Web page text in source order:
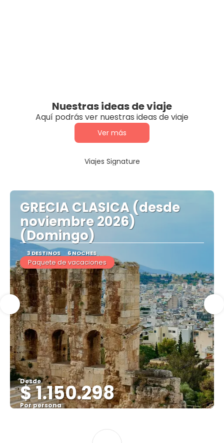
Nuestras ideas de viaje
Aquí podrás ver nuestras ideas de viaje
Ver más
Viajes Signature
GRECIA CLASICA (desde
noviembre 2026)
(Domingo)
3 DESTINOS 6 NOCHES
Paquete de vacaciones
Desde
$ 1.150.298
Por persona